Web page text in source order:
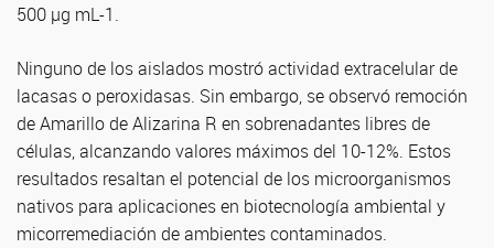
500 µg mL-1.
Ninguno de los aislados mostró actividad extracelular de
lacasas o peroxidasas. Sin embargo, se observó remoción
de Amarillo de Alizarina R en sobrenadantes libres de
células, alcanzando valores máximos del 10-12%. Estos
resultados resaltan el potencial de los microorganismos
nativos para aplicaciones en biotecnología ambiental y
micorremediación de ambientes contaminados.